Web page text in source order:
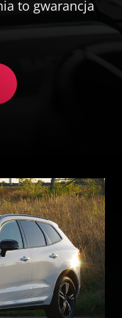
to gwarancja